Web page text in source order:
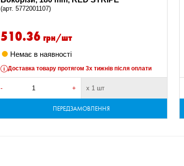
(арт. 5772001107)
510.36 грн/шт
Немає в наявності
Доставка товару протягом 3х тижнів після оплати
- + х 1 шт
ПЕРЕДЗАМОВЛЕННЯ